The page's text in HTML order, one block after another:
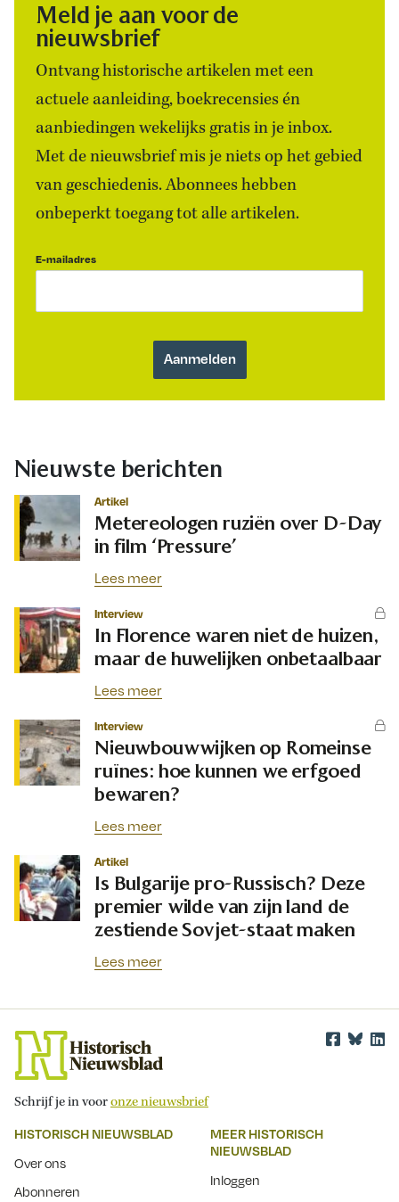
Meld je aan voor de
nieuwsbrief
Ontvang historische artikelen met een
actuele aanleiding, boekrecensies én
aanbiedingen wekelijks gratis in je inbox.
Met de nieuwsbrief mis je niets op het gebied
van geschiedenis. Abonnees hebben
onbeperkt toegang tot alle artikelen.
E-mailadres
Nieuwste berichten
Artikel
Metereologen ruziën over D-Day
in film ‘Pressure’
Lees meer
Interview
In Florence waren niet de huizen,
maar de huwelijken onbetaalbaar
Lees meer
Interview
Nieuwbouwwijken op Romeinse
ruïnes: hoe kunnen we erfgoed
bewaren?
Lees meer
Artikel
Is Bulgarije pro-Russisch? Deze
premier wilde van zijn land de
zestiende Sovjet-staat maken
Lees meer
Schrijf je in vooronze nieuwsbrief
HISTORISCH NIEUWSBLAD
Over ons
Abonneren
MEER HISTORISCH
NIEUWSBLAD
Inloggen